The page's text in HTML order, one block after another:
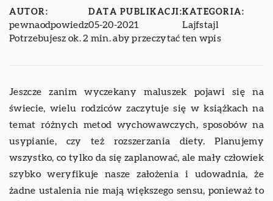
AUTOR:
pewnaodpowiedz
DATA PUBLIKACJI:
05-20-2021
KATEGORIA:
Lajfstajl
Potrzebujesz ok. 2 min. aby przeczytać ten wpis
Jeszcze zanim wyczekany maluszek pojawi się na
świecie, wielu rodziców zaczytuje się w książkach na
temat różnych metod wychowawczych, sposobów na
usypianie, czy też rozszerzania diety. Planujemy
wszystko, co tylko da się zaplanować, ale mały człowiek
szybko weryfikuje nasze założenia i udowadnia, że
żadne ustalenia nie mają większego sensu, ponieważ to